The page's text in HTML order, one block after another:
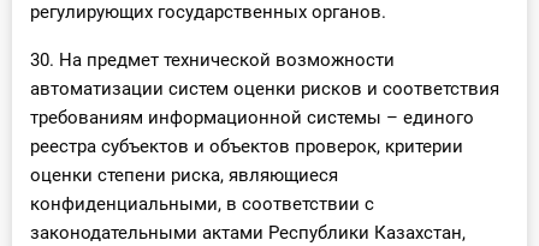
регулирующих государственных органов.
30. На предмет технической возможности
автоматизации систем оценки рисков и соответствия
требованиям информационной системы – единого
реестра субъектов и объектов проверок, критерии
оценки степени риска, являющиеся
конфиденциальными, в соответствии с
законодательными актами Республики Казахстан,